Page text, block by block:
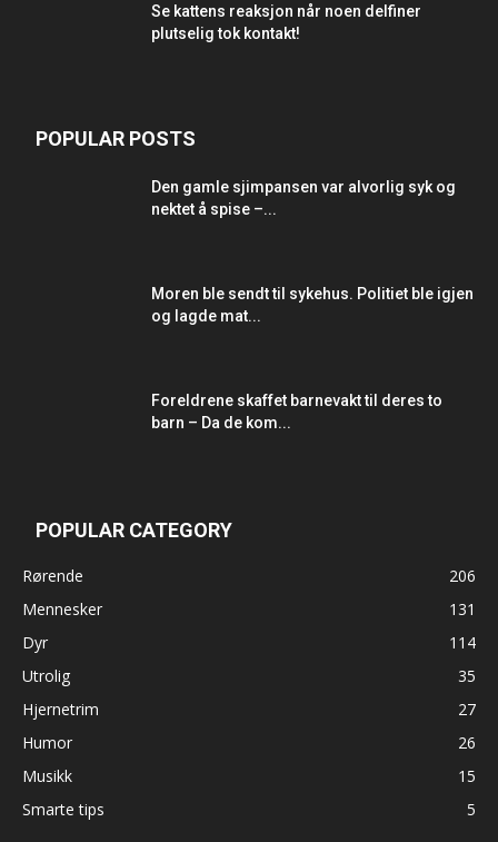
Se kattens reaksjon når noen delfiner
plutselig tok kontakt!
POPULAR POSTS
Den gamle sjimpansen var alvorlig syk og
nektet å spise –...
Moren ble sendt til sykehus. Politiet ble igjen
og lagde mat...
Foreldrene skaffet barnevakt til deres to
barn – Da de kom...
POPULAR CATEGORY
Rørende
206
Mennesker
131
Dyr
114
Utrolig
35
Hjernetrim
27
Humor
26
Musikk
15
Smarte tips
5